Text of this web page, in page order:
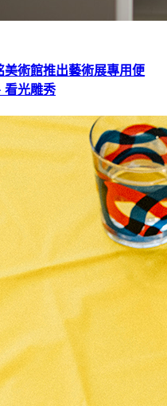
美術館推出藝術展專用便
看光雕秀